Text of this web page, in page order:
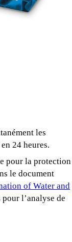
les
en 24 heures.
pour la protection
le document
of Water and
l’analyse de